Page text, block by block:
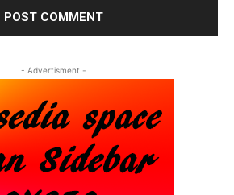
- Advertisment -